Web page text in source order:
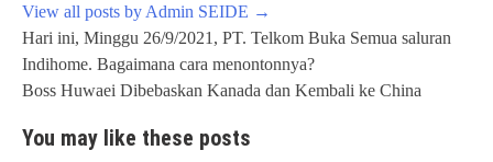
View all posts by Admin SEIDE →
Post
navigation
Hari ini, Minggu 26/9/2021, PT. Telkom Buka Semua saluran
Indihome. Bagaimana cara menontonnya?
Boss Huwaei Dibebaskan Kanada dan Kembali ke China
You may like these posts